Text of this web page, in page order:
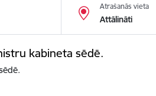
Atrašanās vieta
Attālināti
kabineta sēdē.